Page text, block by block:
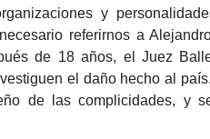
y
referirnos a
de 18 años, el Juez
el daño hecho al
de las complicidades, y